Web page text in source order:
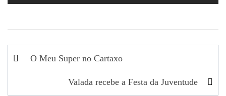
Navegação
O Meu Super no Cartaxo
Valada recebe a Festa da Juventude